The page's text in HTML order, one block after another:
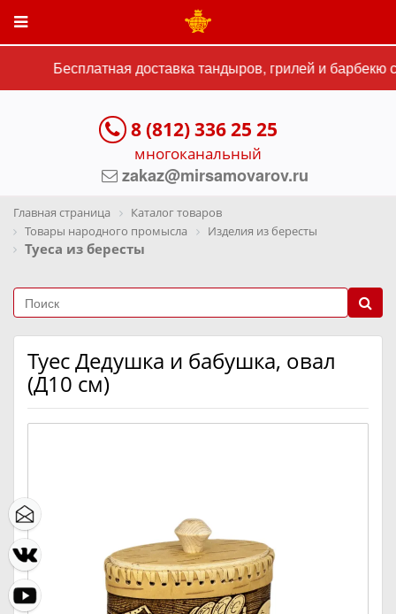
Бесплатная доставка тандыров, грилей и
8 (812) 336 25 25
многоканальный
zakaz@mirsamovarov.ru
Главная страница
Каталог товаров
Товары народного промысла
Изделия из бересты
Туеса из бересты
Туес Дедушка и бабушка, овал
(Д10 см)